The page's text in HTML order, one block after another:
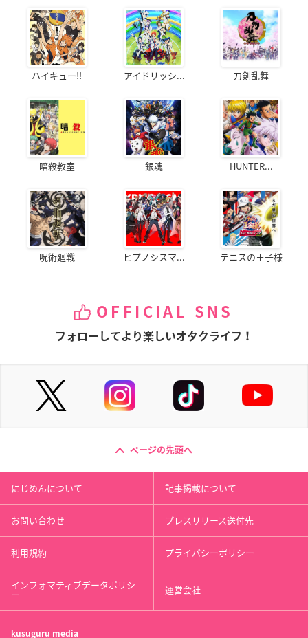
ハイキュー!! アイドリッシ... 刀剣乱舞
暗殺教室 銀魂 HUNTER...
呪術廻戦 ヒプノシスマ... テニスの王子様
OFFICIAL SNS
フォローしてより楽しいオタクライフ！
ページの先頭へ
にじめんについて 記事掲載について
お問い合わせ プレスリリース送付先
利用規約 プライバシーポリシー
インフォマティブデータポリシ
ー 運営会社
kusuguru media